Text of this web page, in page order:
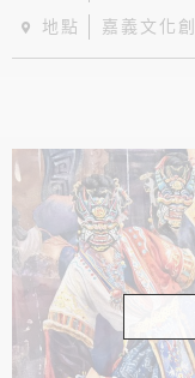
地點
嘉義文化